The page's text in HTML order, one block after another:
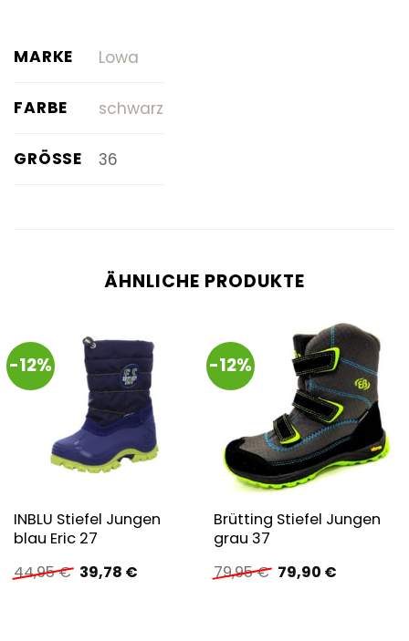
MARKE Lowa
FARBE schwarz
GRÖSSE 36
ÄHNLICHE PRODUKTE
-12%
INBLU Stiefel Jungen
blau Eric 27
44,95€ Ursprünglicher
Preis
39,78 €Aktueller
-12%
Brütting Stiefel Jungen
grau 37
79,95€ Ursprünglicher
Preis
79,90 €Aktueller